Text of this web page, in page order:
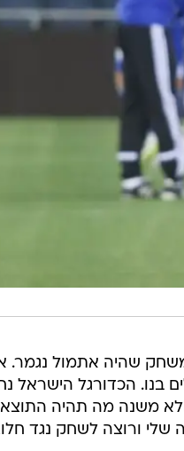
שהיה אתמול נגמר.
בנו. הכדורגל הישראל
ולא משנה מה תהיה
שלי ורוצה לשחק נגד